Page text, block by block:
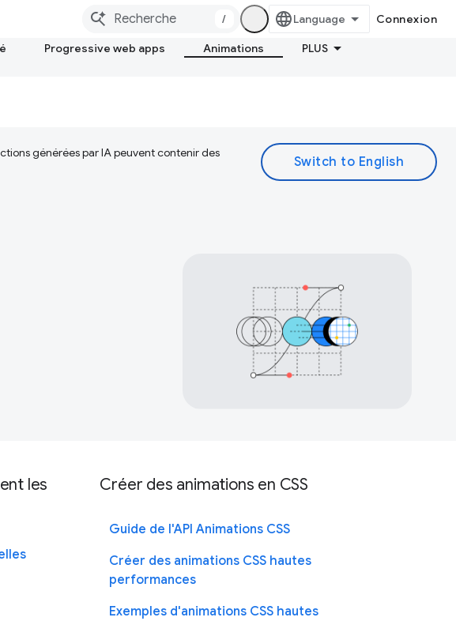
/ Connexion
Progressive web apps Animations PLUS
générées par IA peuvent contenir des
les
Créer des animations en CSS
Guide de l'API Animations CSS
Créer des animations CSS hautes
performances
Exemples d'animations CSS hautes